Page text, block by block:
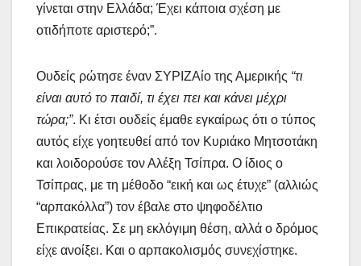
γίνεται στην Ελλάδα; Έχει κάποια σχέση με
οτιδήποτε αριστερό;”.
Ουδείς ρώτησε έναν ΣΥΡΙΖΑίο της Αμερικής “τι
είναι αυτό το παιδί, τι έχει πει και κάνει μέχρι
τώρα;”. Κι έτσι ουδείς έμαθε εγκαίρως ότι ο τύπος
αυτός είχε γοητευθεί από τον Κυριάκο Μητσοτάκη
και λοιδορούσε τον Αλέξη Τσίπρα. Ο ίδιος ο
Τσίπρας, με τη μέθοδο “εική και ως έτυχε” (αλλιώς
“αρπακόλλα”) τον έβαλε στο ψηφοδέλτιο
Επικρατείας. Σε μη εκλόγιμη θέση, αλλά ο δρόμος
είχε ανοίξει. Και ο αρπακολισμός συνεχίστηκε.